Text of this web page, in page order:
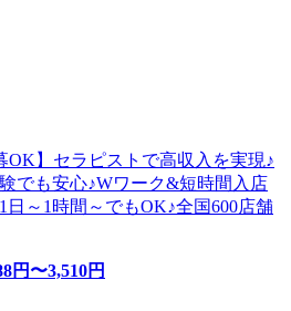
OK】セラピストで高収入を実現♪
でも安心♪Wワーク&短時間入店
～1時間～でもOK♪全国600店舗
円〜3,510円